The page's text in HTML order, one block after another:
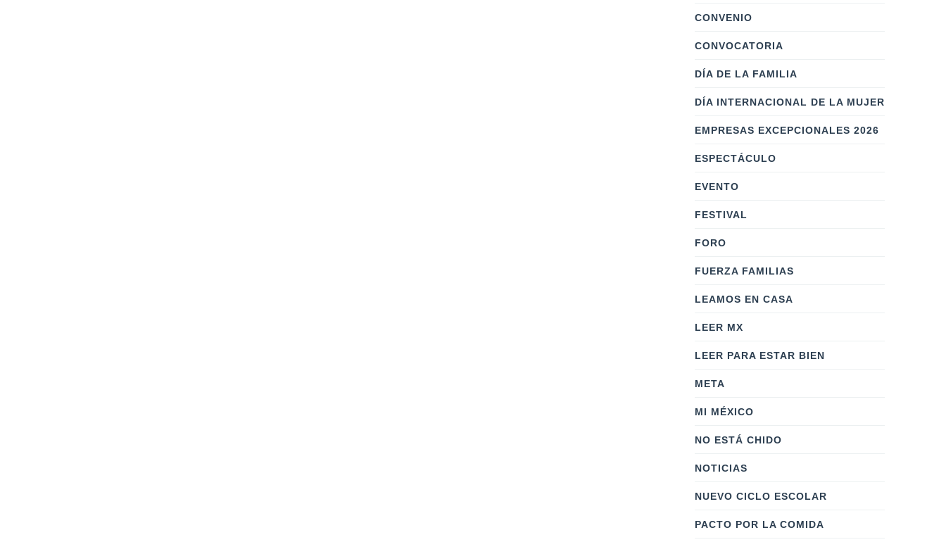
CONVENIO
CONVOCATORIA
DÍA DE LA FAMILIA
DÍA INTERNACIONAL DE LA MUJER
EMPRESAS EXCEPCIONALES 2026
ESPECTÁCULO
EVENTO
FESTIVAL
FORO
FUERZA FAMILIAS
LEAMOS EN CASA
LEER MX
LEER PARA ESTAR BIEN
META
MI MÉXICO
NO ESTÁ CHIDO
NOTICIAS
NUEVO CICLO ESCOLAR
PACTO POR LA COMIDA